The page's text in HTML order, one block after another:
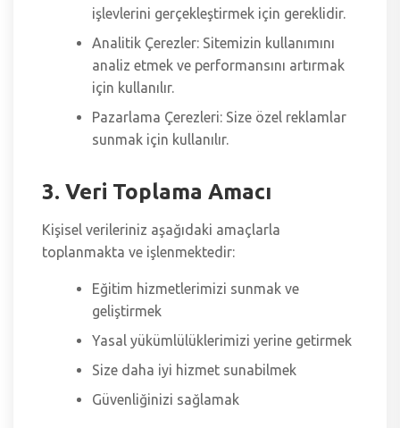
işlevlerini gerçekleştirmek için gereklidir.
Analitik Çerezler: Sitemizin kullanımını
analiz etmek ve performansını artırmak
için kullanılır.
Pazarlama Çerezleri: Size özel reklamlar
sunmak için kullanılır.
3. Veri Toplama Amacı
Kişisel verileriniz aşağıdaki amaçlarla
toplanmakta ve işlenmektedir:
Eğitim hizmetlerimizi sunmak ve
geliştirmek
Yasal yükümlülüklerimizi yerine getirmek
Size daha iyi hizmet sunabilmek
Güvenliğinizi sağlamak